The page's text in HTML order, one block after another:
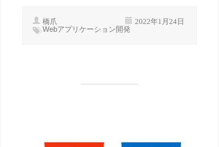
橋爪 2022年1月24日
Webアプリケーション開発